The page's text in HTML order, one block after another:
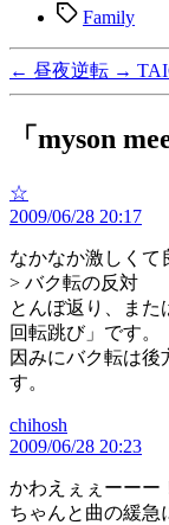
タ Family
← 昼夜逆転 →
「myson
☆
発
2009/06/28 20:17
なかなか激しくて
> バク転の反対
とんぼ返り、また
回転跳び」です。
因みにバク転は後
す。
chihosh
発
2009/06/28 20:23
かわえぇぇーーー
ちゃんと曲の緩急